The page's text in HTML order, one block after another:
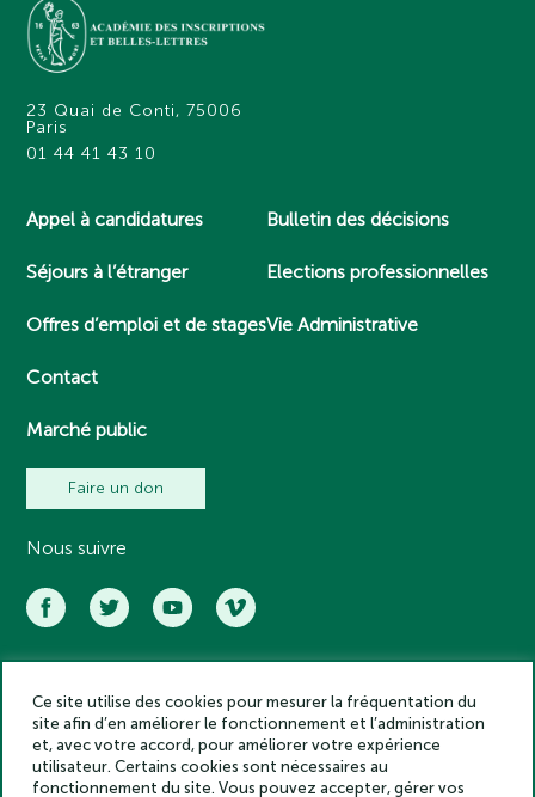
23 Quai de Conti, 75006
Paris
01 44 41 43 10
Appel à candidatures
Séjours à l’étranger
Offres d’emploi et de stages
Contact
Marché public
Bulletin des décisions
Elections professionnelles
Vie Administrative
Faire un don
Nous suivre
Académie des inscriptions et belles lettres – Tous droits réservés
2025
Politique de confidentialité
Mentions légales
Ce site utilise des cookies pour mesurer la fréquentation du
site afin d’en améliorer le fonctionnement et l’administration
et, avec votre accord, pour améliorer votre expérience
utilisateur. Certains cookies sont nécessaires au
fonctionnement du site. Vous pouvez accepter, gérer vos